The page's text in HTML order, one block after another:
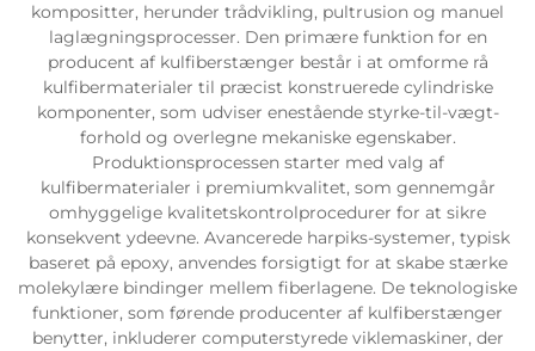
kompositter, herunder trådvikling, pultrusion og manuel
laglægningsprocesser. Den primære funktion for en
producent af kulfiberstænger består i at omforme rå
kulfibermaterialer til præcist konstruerede cylindriske
komponenter, som udviser enestående styrke-til-vægt-
forhold og overlegne mekaniske egenskaber.
Produktionsprocessen starter med valg af
kulfibermaterialer i premiumkvalitet, som gennemgår
omhyggelige kvalitetskontrolprocedurer for at sikre
konsekvent ydeevne. Avancerede harpiks-systemer, typisk
baseret på epoxy, anvendes forsigtigt for at skabe stærke
molekylære bindinger mellem fiberlagene. De teknologiske
funktioner, som førende producenter af kulfiberstænger
benytter, inkluderer computerstyrede viklemaskiner, der